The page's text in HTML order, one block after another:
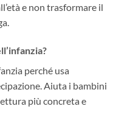
e non trasformare il
perché usa
Aiuta i bambini
più concreta e